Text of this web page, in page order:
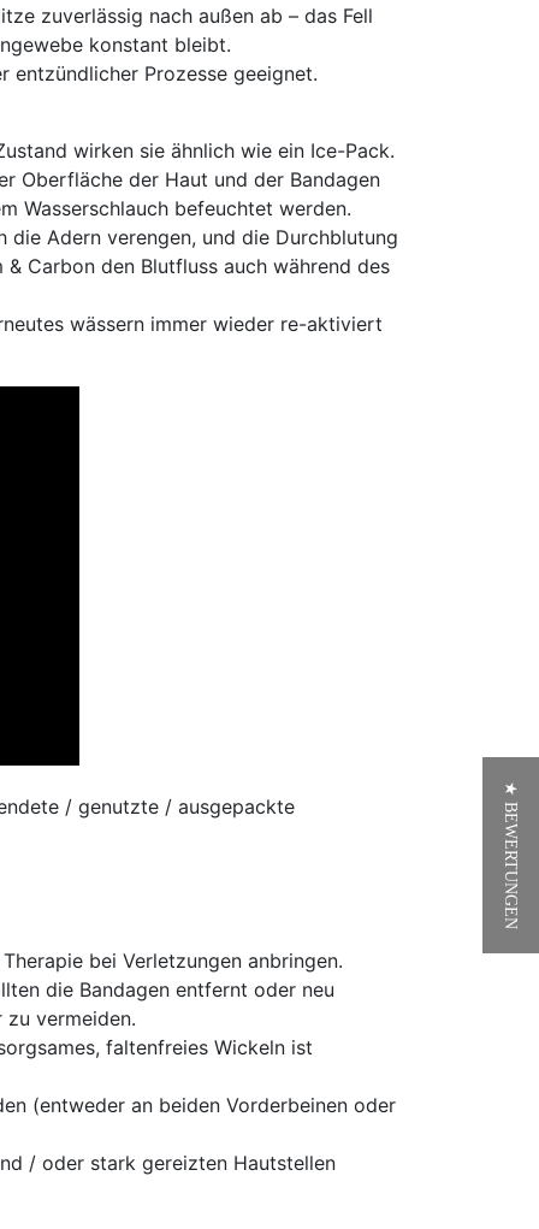
zuverlässig nach außen ab – das Fell
konstant bleibt.
entzündlicher Prozesse geeignet.
wirken sie ähnlich wie ein Ice-Pack.
Oberfläche der Haut und der Bandagen
Wasserschlauch befeuchtet werden.
die Adern verengen, und die Durchblutung
Carbon den Blutfluss auch während des
wässern immer wieder re-aktiviert
/ genutzte / ausgepackte
bei Verletzungen anbringen.
die Bandagen entfernt oder neu
vermeiden.
faltenfreies Wickeln ist
(entweder an beiden Vorderbeinen oder
/ oder stark gereizten Hautstellen
★ BEWERTUNGEN